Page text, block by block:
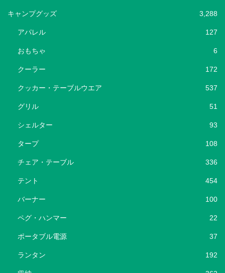
キャンプグッズ 3,288
アパレル 127
おもちゃ 6
クーラー 172
クッカー・テーブルウエア 537
グリル 51
シェルター 93
タープ 108
チェア・テーブル 336
テント 454
バーナー 100
ペグ・ハンマー 22
ポータブル電源 37
ランタン 192